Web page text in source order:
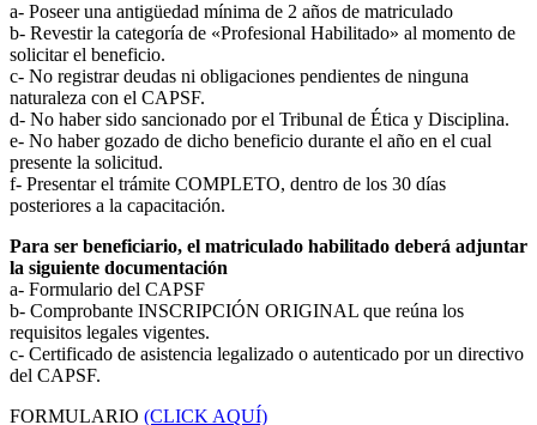
a- Poseer una antigüedad mínima de 2 años de matriculado
b- Revestir la categoría de «Profesional Habilitado» al momento de
solicitar el beneficio.
c- No registrar deudas ni obligaciones pendientes de ninguna
naturaleza con el CAPSF.
d- No haber sido sancionado por el Tribunal de Ética y Disciplina.
e- No haber gozado de dicho beneficio durante el año en el cual
presente la solicitud.
f- Presentar el trámite COMPLETO, dentro de los 30 días
posteriores a la capacitación.
Para ser beneficiario, el matriculado habilitado deberá adjuntar
la siguiente documentación
a- Formulario del CAPSF
b- Comprobante INSCRIPCIÓN ORIGINAL que reúna los
requisitos legales vigentes.
c- Certificado de asistencia legalizado o autenticado por un directivo
del CAPSF.
FORMULARIO (CLICK AQUÍ)